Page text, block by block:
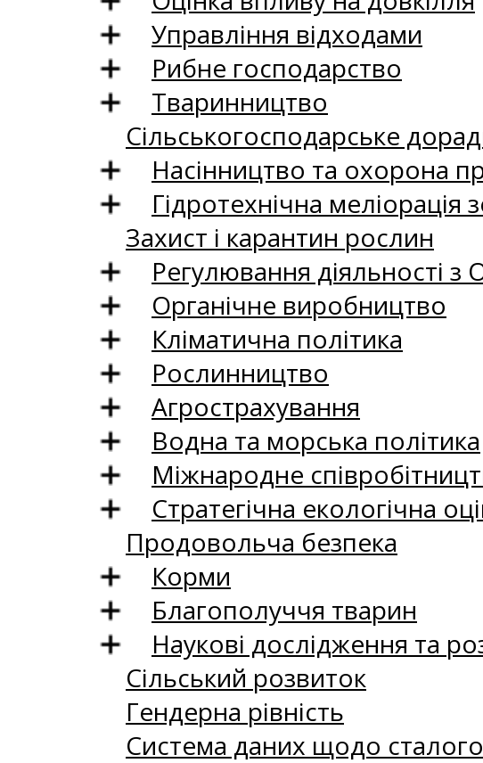
Управління відходами
Рибне господарство
Тваринництво
Сільськогосподарське
Насінництво та охорона
Гідротехнічна меліорація
Захист і карантин рослин
Регулювання діяльності
Органічне виробництво
Кліматична політика
Рослинництво
Агрострахування
Водна та морська політика
Міжнародне
Стратегічна екологічна
Продовольча безпека
Корми
Благополуччя тварин
Наукові дослідження та
Сільський розвиток
Гендерна рівність
Система даних щодо сталого